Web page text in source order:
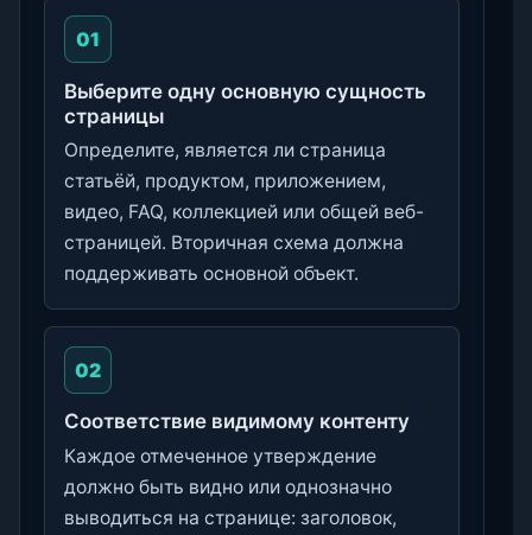
01
Выберите одну основную сущность
страницы
Определите, является ли страница
статьёй, продуктом, приложением,
видео, FAQ, коллекцией или общей веб-
страницей. Вторичная схема должна
поддерживать основной объект.
02
Соответствие видимому контенту
Каждое отмеченное утверждение
должно быть видно или однозначно
выводиться на странице: заголовок,